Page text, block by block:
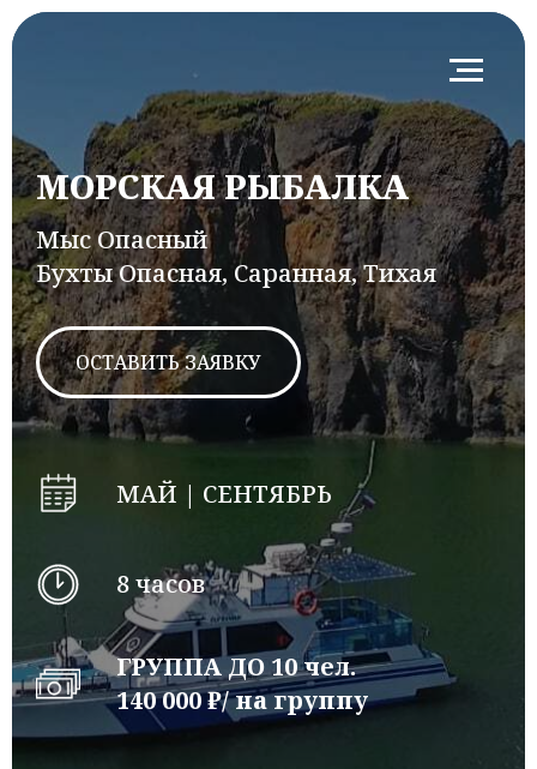
МОРСКАЯ РЫБАЛКА
Мыс Опасный
Бухты Опасная, Саранная, Тихая
ОСТАВИТЬ ЗАЯВКУ
МАЙ | СЕНТЯБРЬ
8 часов
ГРУППА ДО 10 чел.
140 000 ₽/ на группу